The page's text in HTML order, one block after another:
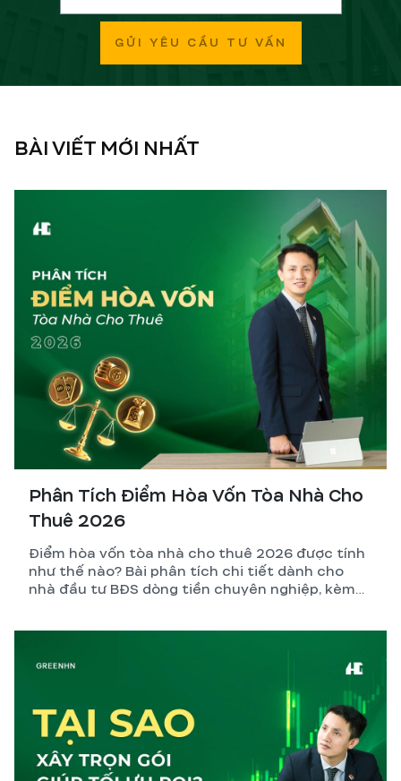
GỬI YÊU CẦU TƯ VẤN
BÀI VIẾT MỚI NHẤT
Phân Tích Điểm Hòa Vốn Tòa Nhà Cho
Thuê 2026
Điểm hòa vốn tòa nhà cho thuê 2026 được tính
như thế nào? Bài phân tích chi tiết dành cho
nhà đầu tư BĐS dòng tiền chuyên nghiệp, kèm